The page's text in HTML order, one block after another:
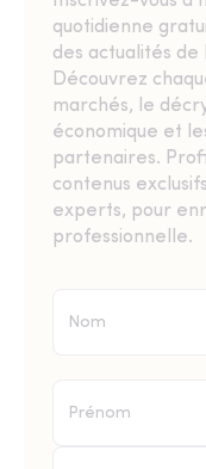
quotidienne
des actualités
Découvrez
marchés, le
économique et
partenaires.
contenus
experts, pour
professionnelle.